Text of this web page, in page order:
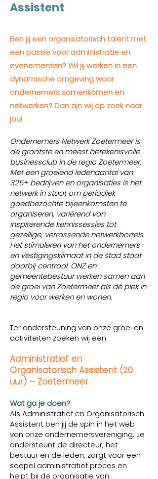
Assistent
Ben jij een organisatorisch talent met
een passie voor administratie en
evenementen? Wil jij werken in een
dynamische omgeving waar
ondernemers samenkomen en
netwerken? Dan zijn wij op zoek naar
jou!
Ondernemers Netwerk Zoetermeer is
de grootste en meest betekenisvolle
businessclub in de regio Zoetermeer.
Met een groeiend ledenaantal van
325+ bedrijven en organisaties is het
netwerk in staat om periodiek
goedbezochte bijeenkomsten te
organiseren, variërend van
inspirerende kennissessies tot
gezellige, verrassende netwerkborrels.
Het stimuleren van het ondernemers-
en vestigingsklimaat in de stad staat
daarbij centraal. ONZ en
gemeentebestuur werken samen aan
de groei van Zoetermeer als dé plek in
regio voor werken en wonen.
Ter ondersteuning van onze groei en
activiteiten zoeken wij een:
Administratief en
Organisatorisch Assistent (20
uur) – Zoetermeer
Wat ga je doen?
Als Administratief en Organisatorisch
Assistent ben jij de spin in het web
van onze ondernemersvereniging. Je
ondersteunt de directeur, het
bestuur en de leden, zorgt voor een
soepel administratief proces en
helpt bij de organisatie van